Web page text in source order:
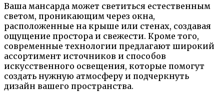
Ваша мансарда может светиться естественным
светом, проникающим через окна,
расположенные на крыше или стенах, создавая
ощущение простора и свежести. Кроме того,
современные технологии предлагают широкий
ассортимент источников и способов
искусственного освещения, которые помогут
создать нужную атмосферу и подчеркнуть
дизайн вашего пространства.